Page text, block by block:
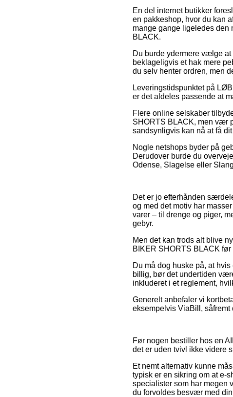
En del internet butikker
en pakkeshop, hvor du kan
mange gange ligeledes den
BLACK.
Du burde ydermere vælge
beklageligvis et hak mere
du selv henter ordren, men
Leveringstidspunktet på
er det aldeles passende at
Flere online selskaber
SHORTS BLACK, men vær
sandsynligvis kan nå at få
Nogle netshops byder på
Derudover burde du
Odense, Slagelse eller
Det er jo efterhånden
og med det motiv har
varer – til drenge og piger,
gebyr.
Men det kan trods alt blive
BIKER SHORTS BLACK
Du må dog huske på, at
billig, bør det undertiden
inkluderet i et reglement,
Generelt anbefaler vi
eksempelvis ViaBill, såfremt
Før nogen bestiller hos en
det er uden tvivl ikke videre
Et nemt alternativ kunne
typisk er en sikring om at e-
specialister som har megen
du forvoldes besvær med